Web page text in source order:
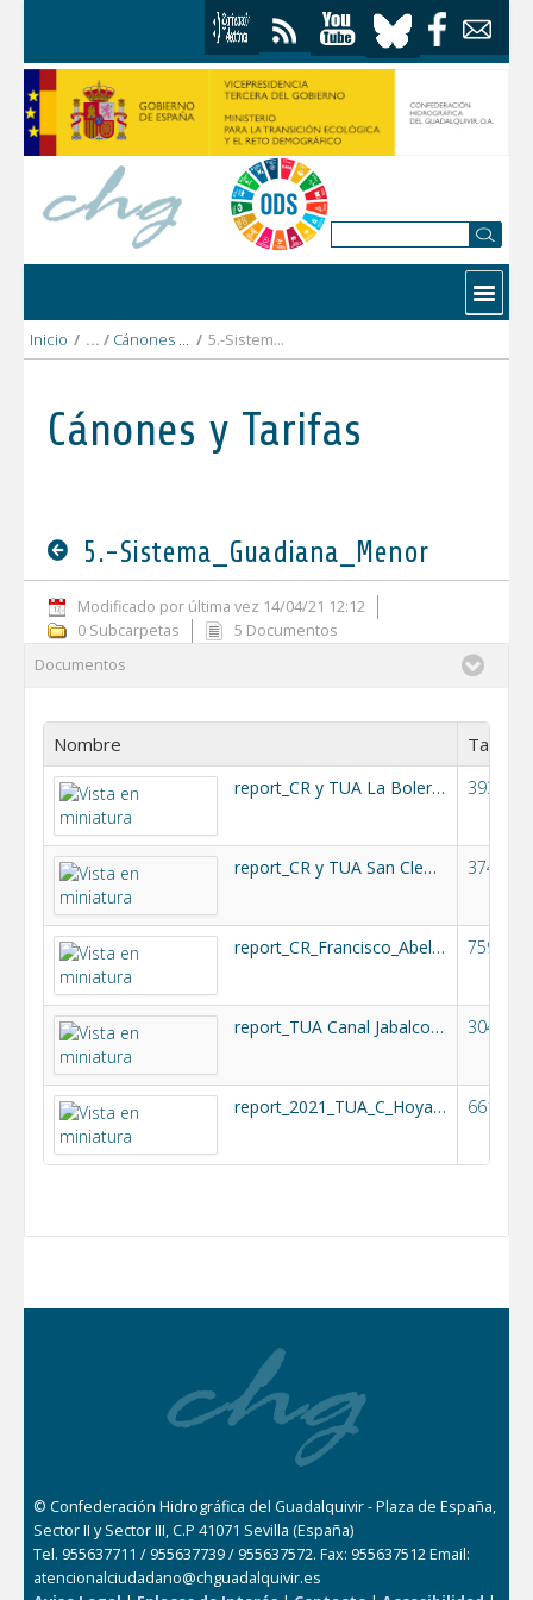
Contactar
Inicio / Cánones y tarifas 2021 / 5.-Sistema_Guadiana_Menor
Cánones y Tarifas
5.-Sistema_Guadiana_Menor
Modificado por última vez 14/04/21 12:12
0 Subcarpetas
5 Documentos
Documentos
Nombre Tamaño
report_CR y TUA La Bolera Guadalentin 2021.pdf 393k
report_CR y TUA San Clemente 2021.pdf 374k
report_CR_Francisco_Abellán_2021_DEFINITIVO.pdf 759k
report_TUA Canal Jabalcon 2021.pdf 304k
report_2021_TUA_C_Hoya_Guadix-v3-defin.pdf 661k
© Confederación Hidrográfica del Guadalquivir - Plaza de España,
Sector II y Sector III, C.P 41071 Sevilla (España)
Tel. 955637711 / 955637739 / 955637572. Fax: 955637512 Email:
atencionalciudadano@chguadalquivir.es